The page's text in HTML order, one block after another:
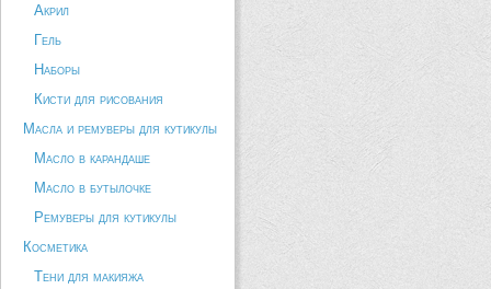
Акрил
Гель
Наборы
Кисти для рисования
Масла и ремуверы для кутикулы
Масло в карандаше
Масло в бутылочке
Ремуверы для кутикулы
Косметика
Тени для макияжа